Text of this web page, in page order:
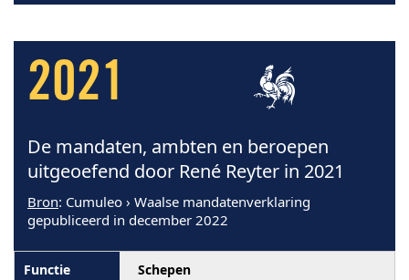
2021
De mandaten, ambten en beroepen
uitgeoefend door René Reyter in 2021
Bron: Cumuleo › Waalse mandatenverklaring
gepubliceerd in december 2022
Schepen